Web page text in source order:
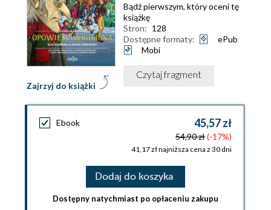
Zajrzyj do książki
Bądź pierwszym, który oceni tę
książkę
Stron: 128
Dostępne formaty:
ePub
Mobi
Czytaj fragment
Ebook 45,57 zł
54,90 zł(-17%)
41,17 zł najniższa cena z 30 dni
Dodaj do koszyka
Dostępny natychmiast po opłaceniu zakupu